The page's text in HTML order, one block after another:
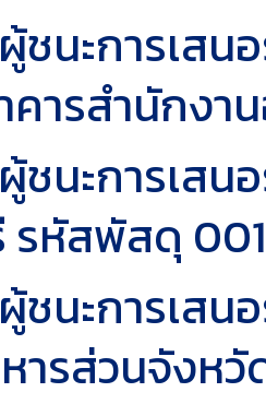
ชนะการเส
ารสำนักงา
ชนะการเสน
หัสพัสดุ
ชนะการเส
รส่วนจังหวั